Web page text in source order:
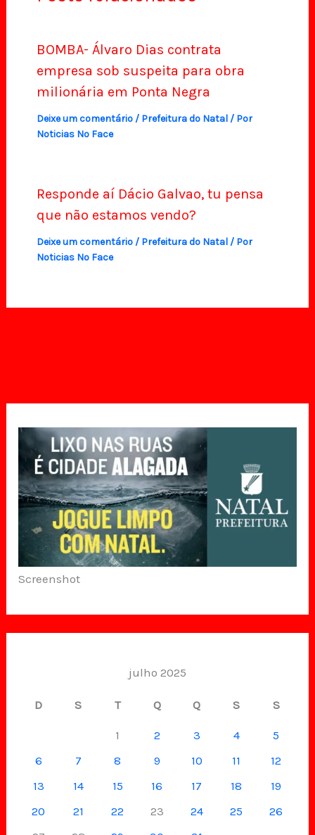
Screenshot
julho 2025
D S T Q Q S S
1 2 3 4
5
6
7 8 9 10 11
12
13
14 15 16 17 18
19
20
21 22 23 24 25
26
BOMBA- Álvaro Dias contrata
empresa sob suspeita para obra
milionária em Ponta Negra
Deixe um comentário / Prefeitura do Natal/ Por
Noticias No Face
Responde aí Dácio Galvao, tu pensa
que não estamos vendo?
Deixe um comentário / Prefeitura do Natal/ Por
Noticias No Face